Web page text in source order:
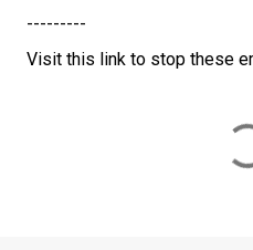
---------
Visit this link to stop these